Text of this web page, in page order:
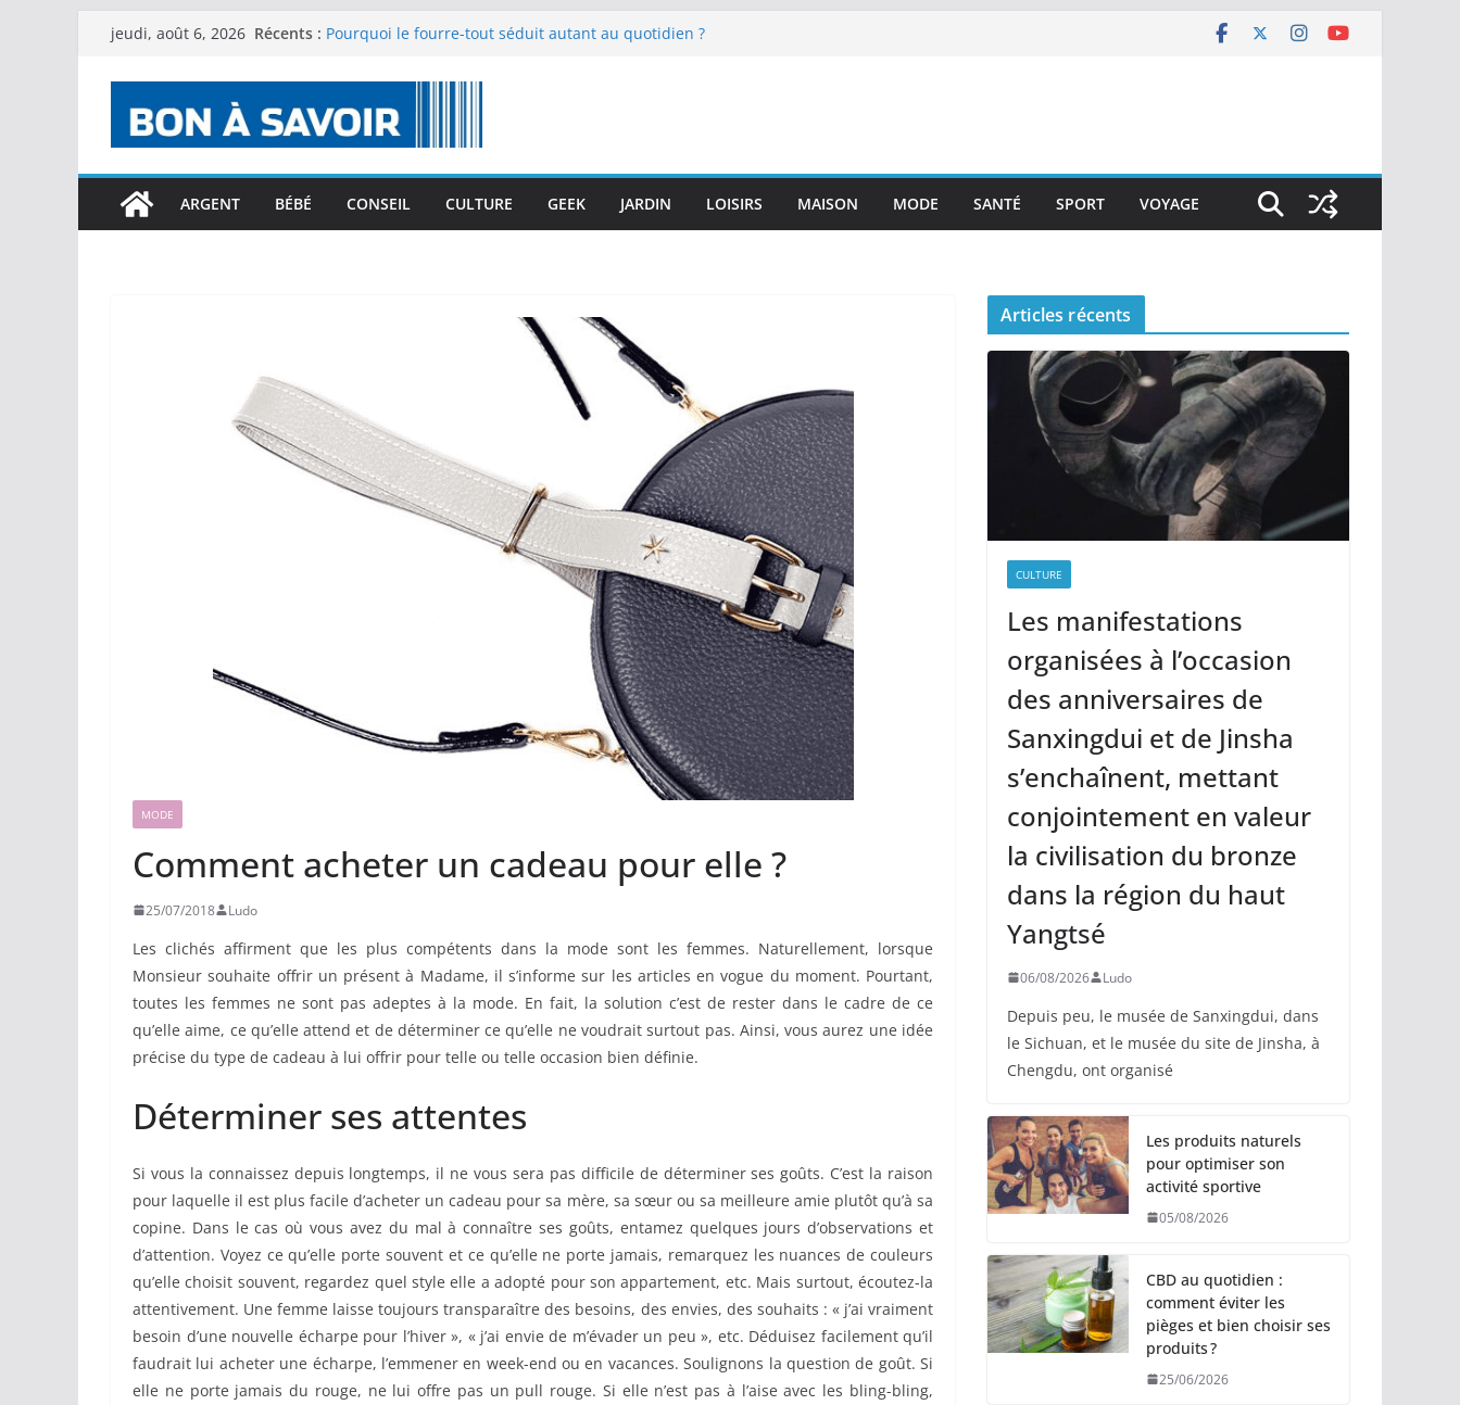
Passer
contenu
jeudi, août 6, 2026 Récents : Pourquoi le fourre-tout séduit autant au quotidien ?
dans la région du haut Yangtsé
Les produits naturels pour optimiser son activité sportive
choisir ses produits ?
Comment intégrer le CBD dans sa routine quotidienne ?
ARGENT BÉBÉ CONSEIL CULTURE GEEK JARDIN LOISIRS MAISON MODE SANTÉ SPORT VOYAGE
MODE
Comment acheter un cadeau pour elle ?
25/07/2018 Ludo
Les clichés affirment que les plus compétents dans la mode sont les femmes. Naturellement, lorsque
Monsieur souhaite offrir un présent à Madame, il s’informe sur les articles en vogue du moment. Pourtant,
toutes les femmes ne sont pas adeptes à la mode. En fait, la solution c’est de rester dans le cadre de ce
qu’elle aime, ce qu’elle attend et de déterminer ce qu’elle ne voudrait surtout pas. Ainsi, vous aurez une idée
précise du type de cadeau à lui offrir pour telle ou telle occasion bien définie.
Déterminer ses attentes
Si vous la connaissez depuis longtemps, il ne vous sera pas difficile de déterminer ses goûts. C’est la raison
pour laquelle il est plus facile d’acheter un cadeau pour sa mère, sa sœur ou sa meilleure amie plutôt qu’à sa
copine. Dans le cas où vous avez du mal à connaître ses goûts, entamez quelques jours d’observations et
d’attention. Voyez ce qu’elle porte souvent et ce qu’elle ne porte jamais, remarquez les nuances de couleurs
qu’elle choisit souvent, regardez quel style elle a adopté pour son appartement, etc. Mais surtout, écoutez-la
attentivement. Une femme laisse toujours transparaître des besoins, des envies, des souhaits : « j’ai vraiment
besoin d’une nouvelle écharpe pour l’hiver », « j’ai envie de m’évader un peu », etc. Déduisez facilement qu’il
faudrait lui acheter une écharpe, l’emmener en week-end ou en vacances. Soulignons la question de goût. Si
elle ne porte jamais du rouge, ne lui offre pas un pull rouge. Si elle n’est pas à l’aise avec les bling-bling,
Articles récents
CULTURE
Les manifestations
organisées à l’occasion
des anniversaires de
Sanxingdui et de Jinsha
s’enchaînent, mettant
conjointement en valeur
la civilisation du bronze
dans la région du haut
Yangtsé
06/08/2026 Ludo
Depuis peu, le musée de Sanxingdui, dans
le Sichuan, et le musée du site de Jinsha, à
Chengdu, ont organisé
Les produits naturels
pour optimiser son
activité sportive
05/08/2026
CBD au quotidien :
comment éviter les
pièges et bien choisir ses
produits ?
25/06/2026